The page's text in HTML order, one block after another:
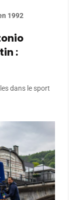
1992
:
dans le sport